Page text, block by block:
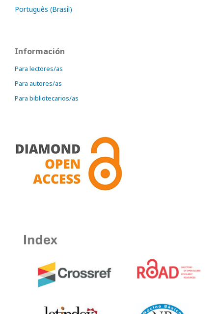
Português (Brasil)
Información
Para lectores/as
Para autores/as
Para bibliotecarios/as